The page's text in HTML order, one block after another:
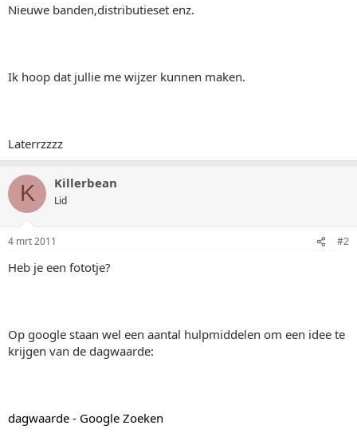
Nieuwe banden,distributieset enz.
Ik hoop dat jullie me wijzer kunnen maken.
Laterrzzzz
K Killerbean
Lid
4 mrt 2011 #2
Heb je een fototje?
Op google staan wel een aantal hulpmiddelen om een idee te
krijgen van de dagwaarde:
dagwaarde - Google Zoeken